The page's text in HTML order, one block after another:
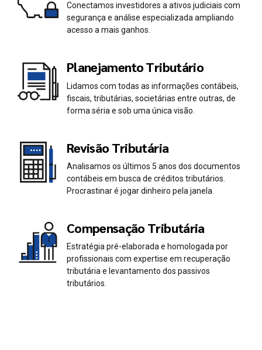
Conectamos investidores a ativos judiciais com
segurança e análise especializada ampliando
acesso a mais ganhos.
Planejamento Tributário
Lidamos com todas as informações contábeis,
fiscais, tributárias, societárias entre outras, de
forma séria e sob uma única visão.
Revisão Tributária
Analisamos os últimos 5 anos dos documentos
contábeis em busca de créditos tributários.
Procrastinar é jogar dinheiro pela janela.
Compensação Tributária
Estratégia pré-elaborada e homologada por
profissionais com expertise em recuperação
tributária e levantamento dos passivos
tributários.
0
1
2
3
4
5
6
0
1
2
3
4
5
6